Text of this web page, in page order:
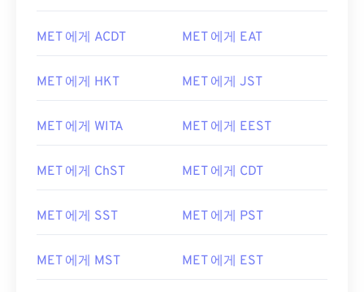
MET 에게 ACDT MET 에게 EAT
MET 에게 HKT MET 에게 JST
MET 에게 WITA MET 에게 EEST
MET 에게 ChST MET 에게 CDT
MET 에게 SST MET 에게 PST
MET 에게 MST MET 에게 EST